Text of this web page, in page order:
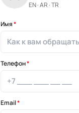
EN · AR · TR
Имя*
Телефон*
Email*